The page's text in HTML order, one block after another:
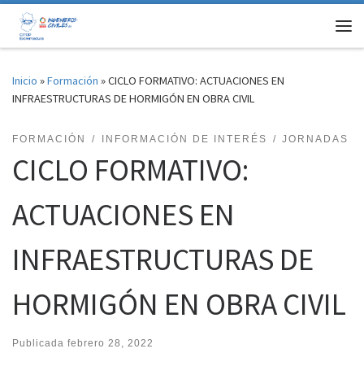
Saltar al contenido
Inicio »Formación »CICLO FORMATIVO: ACTUACIONES EN
INFRAESTRUCTURAS DE HORMIGÓN EN OBRA CIVIL
FORMACIÓN INFORMACIÓN DE INTERÉS JORNADAS
CICLO FORMATIVO:
ACTUACIONES EN
INFRAESTRUCTURAS DE
HORMIGÓN EN OBRA CIVIL
Publicada febrero 28, 2022